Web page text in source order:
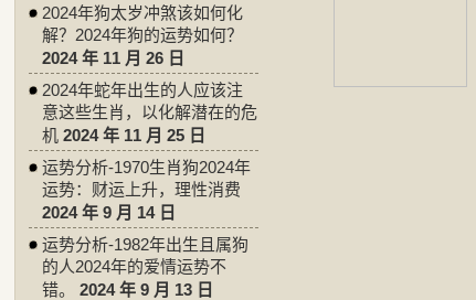
2024年狗太岁冲煞该如何化
解？2024年狗的运势如何？
2024 年 11 月 26 日
2024年蛇年出生的人应该注
意这些生肖，以化解潜在的危
机 2024 年 11 月 25 日
运势分析-1970生肖狗2024年
运势：财运上升，理性消费
2024 年 9 月 14 日
运势分析-1982年出生且属狗
的人2024年的爱情运势不
错。
2024 年 9 月 13 日